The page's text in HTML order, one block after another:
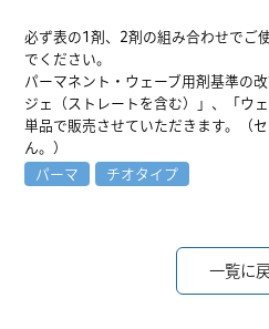
必ず表の1剤、2剤の組み合わせでご
でください。
パーマネント・ウェーブ用剤基準の
ジェ（ストレートを含む）」、「ウ
単品で販売させていただきます。（
ん。）
パーマ
チオタイプ
一覧に